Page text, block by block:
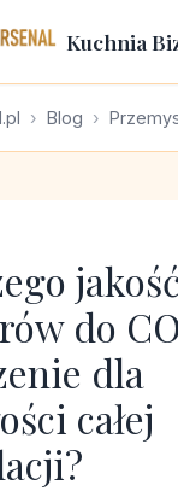
Kuchnia
Blog
do
dla
całej